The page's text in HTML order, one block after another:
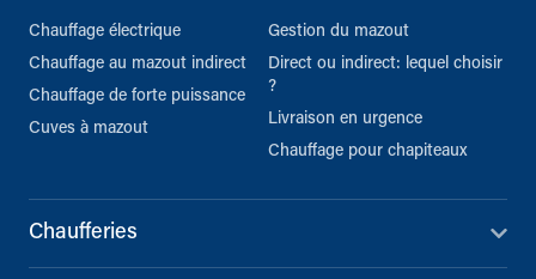
Chauffage électrique
Chauffage au mazout indirect
Chauffage de forte puissance
Cuves à mazout
Gestion du mazout
Direct ou indirect: lequel choisir
?
Livraison en urgence
Chauffage pour chapiteaux
Chaufferies